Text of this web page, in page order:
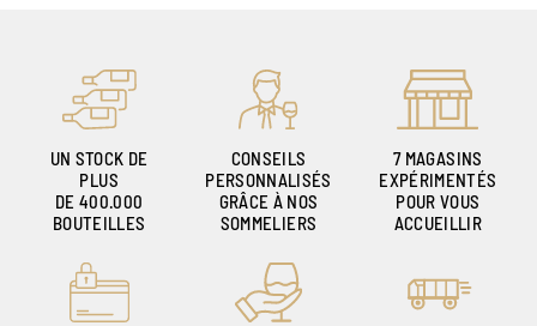
UN STOCK DE
PLUS
DE 400.000
BOUTEILLES
CONSEILS
PERSONNALISÉS
GRÂCE À NOS
SOMMELIERS
7 MAGASINS
EXPÉRIMENTÉS
POUR VOUS
ACCUEILLIR